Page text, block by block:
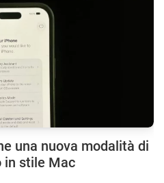
una nuova modalità di
in stile Mac